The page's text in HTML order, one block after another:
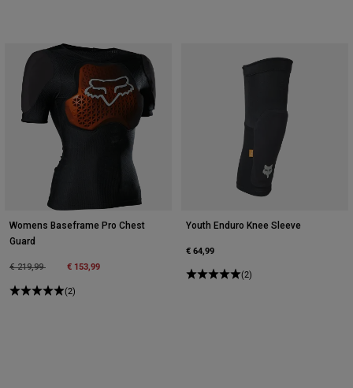
Womens Baseframe Pro Chest
Guard
Price reduced from
€ 219,99to € 153,99
(2)
Youth Enduro Knee Sleeve
€ 64,99
(2)